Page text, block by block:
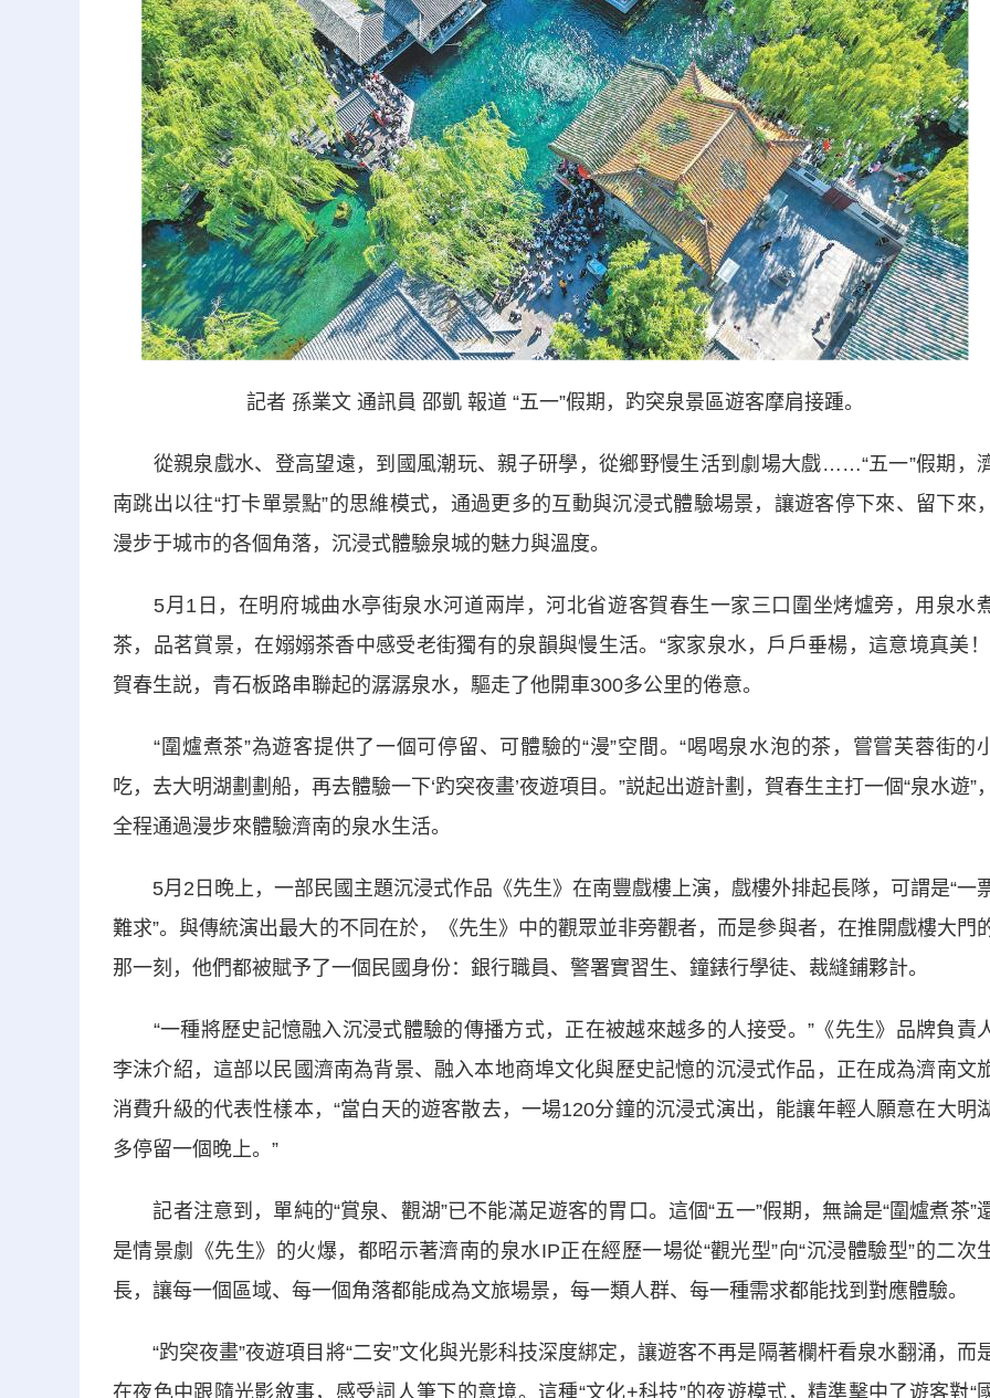
記者 孫業文 通訊員 邵凱 報道 “五一”假期，趵突泉景區遊客摩肩接踵。
從親泉戲水、登高望遠，到國風潮玩、親子研學，從鄉野慢生活到劇場大戲……“五一”假期，
南跳出以往“打卡單景點”的思維模式，通過更多的互動與沉浸式體驗場景，讓遊客停下來、留下來，
漫步于城市的各個角落，沉浸式體驗泉城的魅力與溫度。
5月1日，在明府城曲水亭街泉水河道兩岸，河北省遊客賀春生一家三口圍坐烤爐旁，用泉水
茶，品茗賞景，在嫋嫋茶香中感受老街獨有的泉韻與慢生活。“家家泉水，戶戶垂楊，這意境真美！
賀春生説，青石板路串聯起的潺潺泉水，驅走了他開車300多公里的倦意。
“圍爐煮茶”為遊客提供了一個可停留、可體驗的“漫”空間。“喝喝泉水泡的茶，嘗嘗芙蓉街的
吃，去大明湖劃劃船，再去體驗一下‘趵突夜畫’夜遊項目。”説起出遊計劃，賀春生主打一個“泉水遊”，
全程通過漫步來體驗濟南的泉水生活。
5月2日晚上，一部民國主題沉浸式作品《先生》在南豐戲樓上演，戲樓外排起長隊，可謂是“一
難求”。與傳統演出最大的不同在於，《先生》中的觀眾並非旁觀者，而是參與者，在推開戲樓大門
那一刻，他們都被賦予了一個民國身份：銀行職員、警署實習生、鐘錶行學徒、裁縫鋪夥計。
“一種將歷史記憶融入沉浸式體驗的傳播方式，正在被越來越多的人接受。”《先生》品牌負責
李沫介紹，這部以民國濟南為背景、融入本地商埠文化與歷史記憶的沉浸式作品，正在成為濟南文
消費升級的代表性樣本，“當白天的遊客散去，一場120分鐘的沉浸式演出，能讓年輕人願意在大明
多停留一個晚上。”
記者注意到，單純的“賞泉、觀湖”已不能滿足遊客的胃口。這個“五一”假期，無論是“圍爐煮茶”
是情景劇《先生》的火爆，都昭示著濟南的泉水IP正在經歷一場從“觀光型”向“沉浸體驗型”的二次
長，讓每一個區域、每一個角落都能成為文旅場景，每一類人群、每一種需求都能找到對應體驗。
“趵突夜畫”夜遊項目將“二安”文化與光影科技深度綁定，讓遊客不再是隔著欄杆看泉水翻涌，而
在夜色中跟隨光影敘事，感受詞人筆下的意境。這種“文化+科技”的夜遊模式，精準擊中了遊客對“